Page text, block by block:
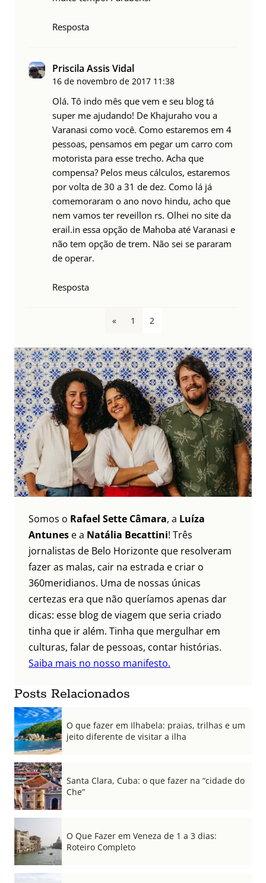
Resposta
Priscila Assis Vidal
16 de novembro de 2017 11:38
Olá. Tô indo mês que vem e seu blog tá
super me ajudando! De Khajuraho vou a
Varanasi como você. Como estaremos em 4
pessoas, pensamos em pegar um carro com
motorista para esse trecho. Acha que
compensa? Pelos meus cálculos, estaremos
por volta de 30 a 31 de dez. Como lá já
comemoraram o ano novo hindu, acho que
nem vamos ter reveillon rs. Olhei no site da
erail.in essa opção de Mahoba até Varanasi e
não tem opção de trem. Não sei se pararam
de operar.
Resposta
« 1 2
Somos o Rafael Sette Câmara, a Luíza
Antunes e a Natália Becattini! Três
jornalistas de Belo Horizonte que resolveram
fazer as malas, cair na estrada e criar o
360meridianos. Uma de nossas únicas
certezas era que não queríamos apenas dar
dicas: esse blog de viagem que seria criado
tinha que ir além. Tinha que mergulhar em
culturas, falar de pessoas, contar histórias.
Saiba mais no nosso manifesto.
Posts Relacionados
O que fazer em Ilhabela: praias, trilhas e um
jeito diferente de visitar a ilha
Santa Clara, Cuba: o que fazer na “cidade do
Che”
O Que Fazer em Veneza de 1 a 3 dias:
Roteiro Completo